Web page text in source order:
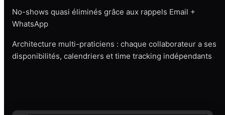
No-shows quasi éliminés grâce aux rappels Email +
WhatsApp
Architecture multi-praticiens : chaque collaborateur a ses
disponibilités, calendriers et time tracking indépendants